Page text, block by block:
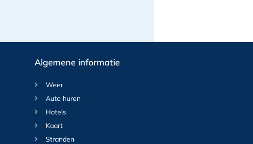
Algemene informatie
Weer
Auto huren
Hotels
Kaart
Stranden